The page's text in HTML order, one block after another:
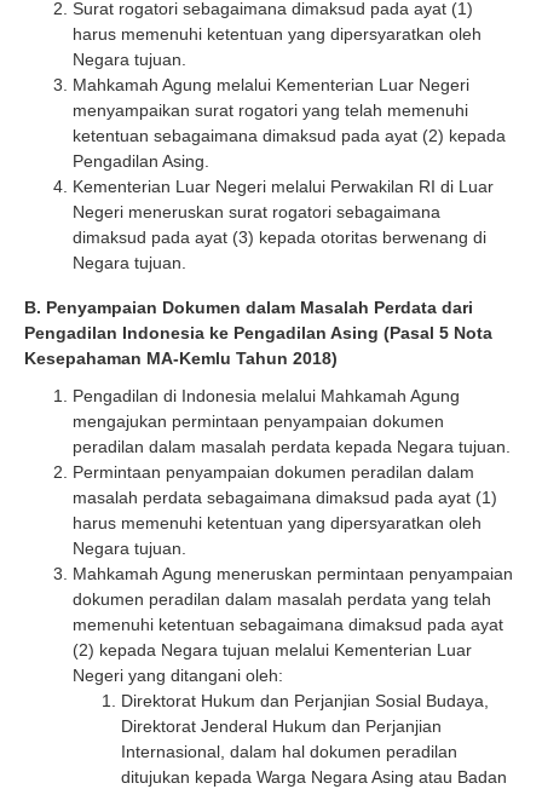
Surat rogatori sebagaimana dimaksud pada ayat (1)
harus memenuhi ketentuan yang dipersyaratkan oleh
Negara tujuan.
Mahkamah Agung melalui Kementerian Luar Negeri
menyampaikan surat rogatori yang telah memenuhi
ketentuan sebagaimana dimaksud pada ayat (2) kepada
Pengadilan Asing.
Kementerian Luar Negeri melalui Perwakilan RI di Luar
Negeri meneruskan surat rogatori sebagaimana
dimaksud pada ayat (3) kepada otoritas berwenang di
Negara tujuan.
B. Penyampaian Dokumen dalam Masalah Perdata dari
Pengadilan Indonesia ke Pengadilan Asing (Pasal 5 Nota
Kesepahaman MA-Kemlu Tahun 2018)
Pengadilan di Indonesia melalui Mahkamah Agung
mengajukan permintaan penyampaian dokumen
peradilan dalam masalah perdata kepada Negara tujuan.
Permintaan penyampaian dokumen peradilan dalam
masalah perdata sebagaimana dimaksud pada ayat (1)
harus memenuhi ketentuan yang dipersyaratkan oleh
Negara tujuan.
Mahkamah Agung meneruskan permintaan penyampaian
dokumen peradilan dalam masalah perdata yang telah
memenuhi ketentuan sebagaimana dimaksud pada ayat
(2) kepada Negara tujuan melalui Kementerian Luar
Negeri yang ditangani oleh:
Direktorat Hukum dan Perjanjian Sosial Budaya,
Direktorat Jenderal Hukum dan Perjanjian
Internasional, dalam hal dokumen peradilan
ditujukan kepada Warga Negara Asing atau Badan